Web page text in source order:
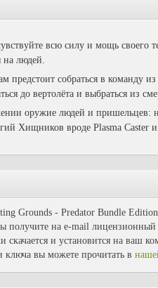
всю силу и мощь своего
на людей.
предстоит собраться в команду
до вертолёта и выбраться из
оружие людей и пришельцев:
Хищников вроде Plasma Caster
Grounds - Predator Bundle
получите на e-mail
скачается и установится на ваш
ключа вы можете прочитать в